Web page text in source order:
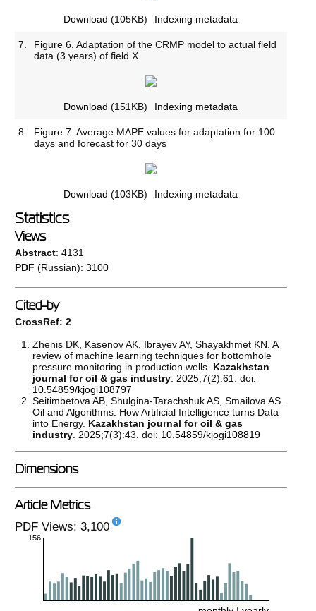
Download (105KB) Indexing metadata
7.
Figure 6. Adaptation of the CRMP model to actual field
data (3 years) of field X
Download (151KB) Indexing metadata
8.
Figure 7. Average MAPE values for adaptation for 100
days and forecast for 30 days
Download (103KB) Indexing metadata
Statistics
Views
Abstract: 4131
PDF (Russian): 3100
Cited-by
CrossRef: 2
Zhenis DK, Kasenov AK, Ibrayev AY, Shayakhmet KN. A
review of machine learning techniques for bottomhole
pressure monitoring in production wells. Kazakhstan
journal for oil & gas industry . 2025;7(2):61. doi:
10.54859/kjogi108797
Seitimbetova AB, Shulgina-Tarachshuk AS, Smailova AS.
Oil and Algorithms: How Artificial Intelligence turns Data
into Energy. Kazakhstan journal for oil & gas
industry . 2025;7(3):43. doi: 10.54859/kjogi108819
Dimensions
Article Metrics
PDF Views: 3,100
156